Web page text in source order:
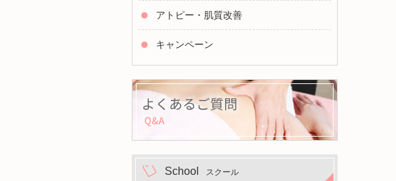
アトピー・肌質改善
キャンペーン
School スクール